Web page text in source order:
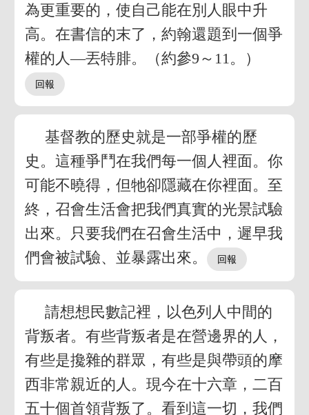
為更重要的，使自己能在別人眼中升
高。在書信的末了，約翰還題到一個爭
權的人—丟特腓。（約參9～11。）
基督教的歷史就是一部爭權的歷
史。這種爭鬥在我們每一個人裡面。你
可能不曉得，但牠卻隱藏在你裡面。至
終，召會生活會把我們真實的光景試驗
出來。只要我們在召會生活中，遲早我
們會被試驗、並暴露出來。
請想想民數記裡，以色列人中間的
背叛者。有些背叛者是在營邊界的人，
有些是攙雜的群眾，有些是與帶頭的摩
西非常親近的人。現今在十六章，二百
五十個首領背叛了。看到這一切，我們